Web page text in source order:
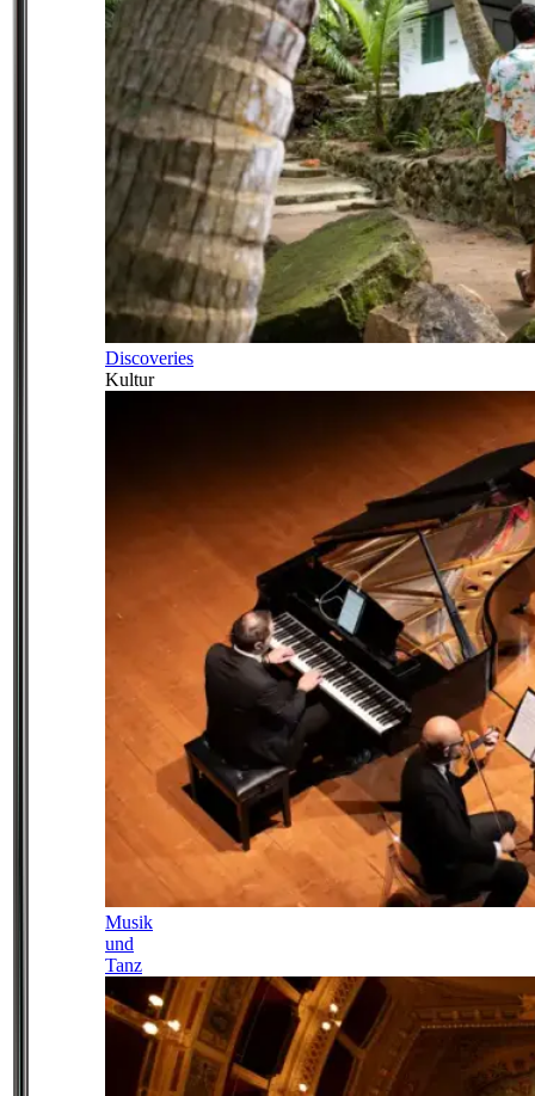
Discoveries
Kultur
Musik
und
Tanz